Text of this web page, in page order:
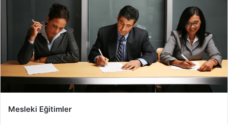
Mesleki Eğitimler